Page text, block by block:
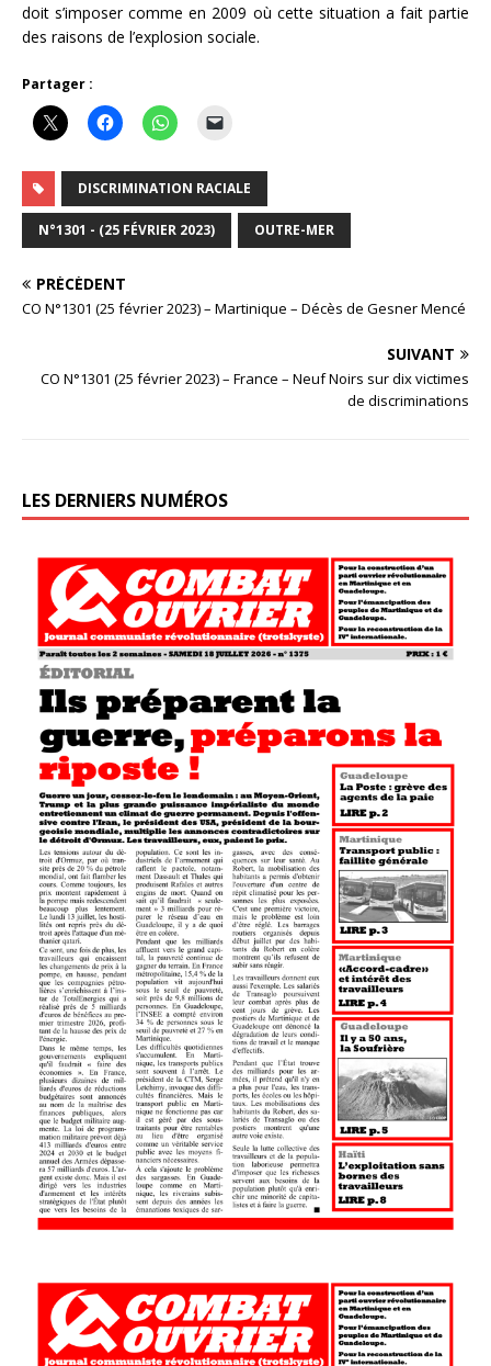
doit s’imposer comme en 2009 où cette situation a fait partie
des raisons de l’explosion sociale.
Partager :
DISCRIMINATION RACIALE
N°1301 - (25 FÉVRIER 2023) OUTRE-MER
PRÉCÉDENT
CO N°1301 (25 février 2023) – Martinique – Décès de Gesner Mencé
SUIVANT
CO N°1301 (25 février 2023) – France – Neuf Noirs sur dix victimes
de discriminations
LES DERNIERS NUMÉROS